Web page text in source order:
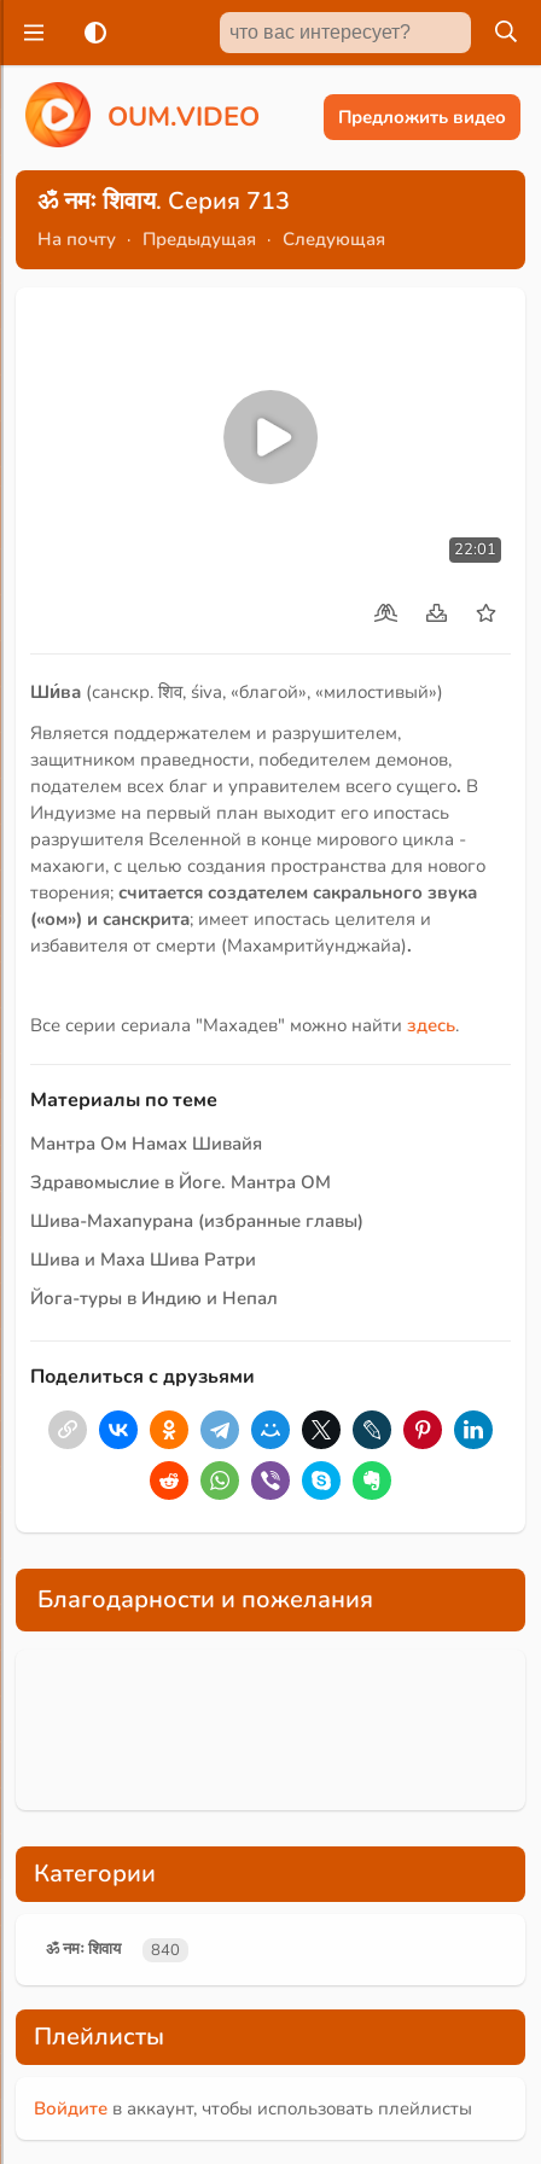
OUM.VIDEO Предложить видео
ॐ नमः शिवाय. Серия 713
На почту · Предыдущая · Следующая
22:01
Ши́ва (санскр. शिव, śiva, «благой», «милостивый»)
Является поддержателем и разрушителем,
защитником праведности, победителем демонов,
подателем всех благ и управителем всего сущего. В
Индуизме на первый план выходит его ипостась
разрушителя Вселенной в конце мирового цикла -
махаюги, с целью создания пространства для нового
творения;считается создателем сакрального звука
(«ом») и санскрита; имеет ипостась целителя и
избавителя от смерти (Махамритйунджайа).
Все серии сериала "Махадев" можно найтиздесь.
Материалы по теме
Мантра Ом Намах Шивайя
Здравомыслие в Йоге. Мантра ОМ
Шива-Махапурана (избранные главы)
Шива и Маха Шива Ратри
Йога-туры в Индию и Непал
Поделиться с друзьями
Благодарности и пожелания
Категории
ॐ नमः शिवाय 840
Плейлисты
Войдите в аккаунт, чтобы использовать плейлисты